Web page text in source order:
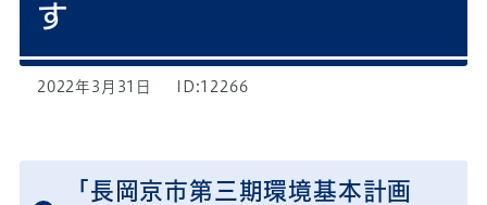
す
2022年3月31日 ID:12266
「長岡京市第三期環境基本計画